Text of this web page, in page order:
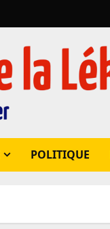
POLITIQUE